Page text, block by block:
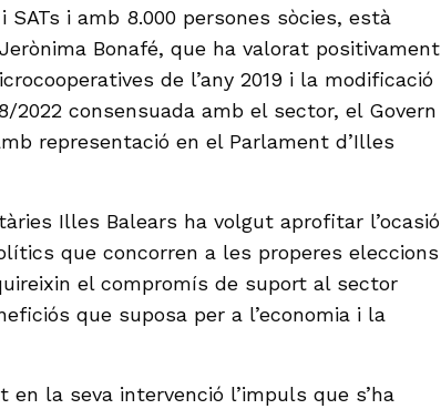
i amb 8.000 persones sòcies, està
Bonafé, que ha valorat positivament
de l’any 2019 i la modificació
2022 consensuada amb el sector, el Govern
representació en el Parlament d’Illes
Illes Balears ha volgut aprofitar l’ocasió
que concorren a les properes eleccions
el compromís de suport al sector
que suposa per a l’economia i la
en la seva intervenció l’impuls que s’ha